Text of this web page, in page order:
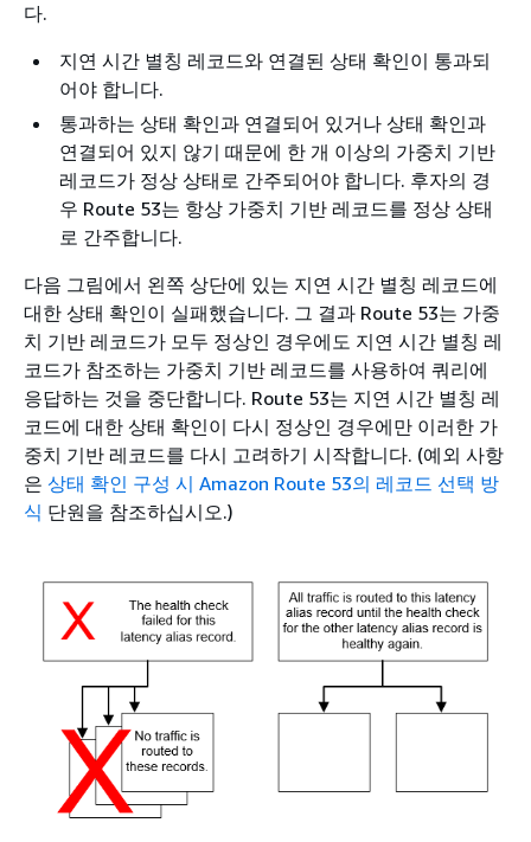
다.
지연 시간 별칭 레코드와 연결된 상태 확인이 통과되
어야 합니다.
통과하는 상태 확인과 연결되어 있거나 상태 확인과
연결되어 있지 않기 때문에 한 개 이상의 가중치 기반
레코드가 정상 상태로 간주되어야 합니다. 후자의 경
우 Route 53는 항상 가중치 기반 레코드를 정상 상태
로 간주합니다.
다음 그림에서 왼쪽 상단에 있는 지연 시간 별칭 레코드에
대한 상태 확인이 실패했습니다. 그 결과 Route 53는 가중
치 기반 레코드가 모두 정상인 경우에도 지연 시간 별칭 레
코드가 참조하는 가중치 기반 레코드를 사용하여 쿼리에
응답하는 것을 중단합니다. Route 53는 지연 시간 별칭 레
코드에 대한 상태 확인이 다시 정상인 경우에만 이러한 가
중치 기반 레코드를 다시 고려하기 시작합니다. (예외 사항
은 상태 확인 구성 시 Amazon Route 53의 레코드 선택 방
식 단원을 참조하십시오.)